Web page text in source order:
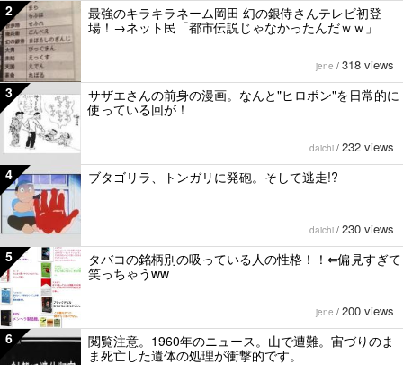
2
最強のキラキラネーム岡田 幻の銀侍さんテレビ初登
場！→ネット民「都市伝説じゃなかったんだｗｗ」
jene / 318 views
3
サザエさんの前身の漫画。なんと"ヒロポン"を日常的に
使っている回が！
daichi / 232 views
4 ブタゴリラ、トンガリに発砲。そして逃走!?
daichi / 230 views
5
タバコの銘柄別の吸っている人の性格！！⇐偏見すぎて
笑っちゃうww
jene / 200 views
6
閲覧注意。1960年のニュース。山で遭難。宙づりのま
ま死亡した遺体の処理が衝撃的です。